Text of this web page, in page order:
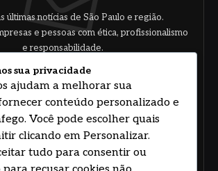
últimas notícias de São Paulo e região.
e pessoas com ética, profissionalismo
e responsabilidade.
com nossos termos e acordo de política
sua privacidade
ajudam a melhorar sua
conteúdo personalizado e
Você pode escolher quais
clicando em Personalizar.
tudo para consentir ou